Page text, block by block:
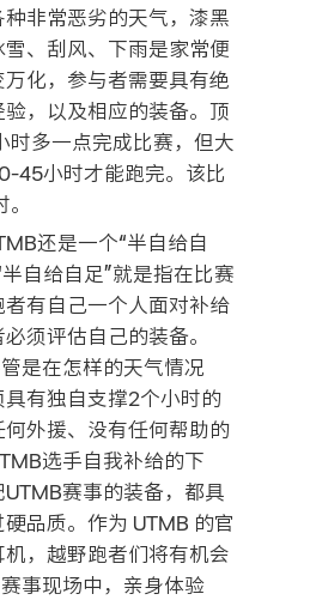
非常恶劣的天气，漆黑
雪、刮风、下雨是家常便
化，参与者需要具有绝
，以及相应的装备。顶
时多一点完成比赛，但大
45小时才能跑完。该比
还是一个“半自给自
自给自足”就是指在比赛
者有自己一个人面对补给
须评估自己的装备。
是在怎样的天气情况
具有独自支撑2个小时的
外援、没有任何帮助的
选手自我补给的下
UTMB赛事的装备，都具
品质。作为 UTMB 的官
，越野跑者们将有机会
事现场中，亲身体验